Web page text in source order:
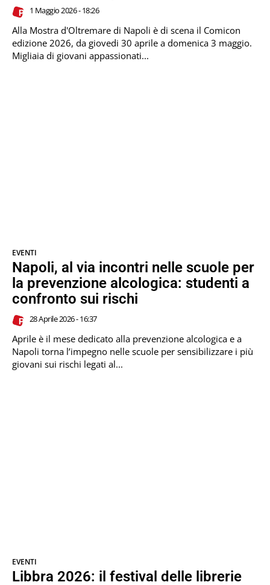
1 Maggio 2026 - 18:26
Alla Mostra d'Oltremare di Napoli è di scena il Comicon
edizione 2026, da giovedi 30 aprile a domenica 3 maggio.
Migliaia di giovani appassionati...
EVENTI
Napoli, al via incontri nelle scuole per
la prevenzione alcologica: studenti a
confronto sui rischi
28 Aprile 2026 - 16:37
Aprile è il mese dedicato alla prevenzione alcologica e a
Napoli torna l’impegno nelle scuole per sensibilizzare i più
giovani sui rischi legati al...
EVENTI
Libbra 2026: il festival delle librerie